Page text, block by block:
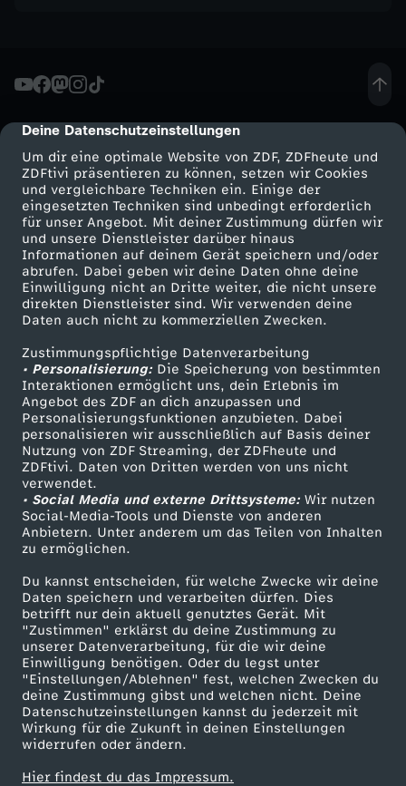
cmp-dialog-description
Deine Datenschutzeinstellungen
Um dir eine optimale Website von ZDF, ZDFheute und
ZDFtivi präsentieren zu können, setzen wir Cookies
und vergleichbare Techniken ein. Einige der
eingesetzten Techniken sind unbedingt erforderlich
für unser Angebot. Mit deiner Zustimmung dürfen wir
und unsere Dienstleister darüber hinaus
Informationen auf deinem Gerät speichern und/oder
abrufen. Dabei geben wir deine Daten ohne deine
Einwilligung nicht an Dritte weiter, die nicht unsere
direkten Dienstleister sind. Wir verwenden deine
Daten auch nicht zu kommerziellen Zwecken.
Zustimmungspflichtige Datenverarbeitung
• Personalisierung:Die Speicherung von bestimmten
Interaktionen ermöglicht uns, dein Erlebnis im
Angebot des ZDF an dich anzupassen und
Personalisierungsfunktionen anzubieten. Dabei
personalisieren wir ausschließlich auf Basis deiner
Nutzung von ZDF Streaming, der ZDFheute und
ZDFtivi. Daten von Dritten werden von uns nicht
verwendet.
• Social Media und externe Drittsysteme:Wir nutzen
Social-Media-Tools und Dienste von anderen
Anbietern. Unter anderem um das Teilen von Inhalten
zu ermöglichen.
Du kannst entscheiden, für welche Zwecke wir deine
Daten speichern und verarbeiten dürfen. Dies
betrifft nur dein aktuell genutztes Gerät. Mit
"Zustimmen" erklärst du deine Zustimmung zu
unserer Datenverarbeitung, für die wir deine
Einwilligung benötigen. Oder du legst unter
"Einstellungen/Ablehnen" fest, welchen Zwecken du
deine Zustimmung gibst und welchen nicht. Deine
Datenschutzeinstellungen kannst du jederzeit mit
Wirkung für die Zukunft in deinen Einstellungen
widerrufen oder ändern.
Hier findest du das Impressum.
Mehr ZDF
ZDF-Apps
Smart TV
ZDFtext
Livestreams
Sendungen A-Z
TV-Programm
Service
ZDFmitreden
Kontakt zum ZDF
Tickets
Zuschauerservice
Hilfe
ZDF Unternehmen
Karriere
ZDF goes Schule
Werbefernsehen
Mainzelmännchen